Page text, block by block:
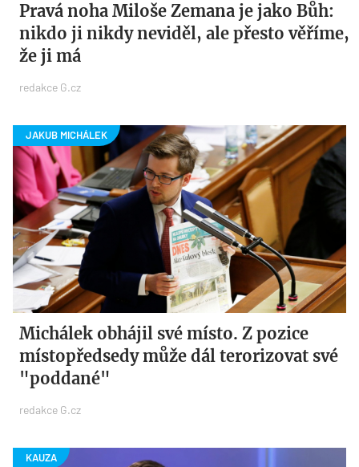
Pravá noha Miloše Zemana je jako Bůh:
nikdo ji nikdy neviděl, ale přesto věříme,
že ji má
redakce G.cz
Michálek obhájil své místo. Z pozice
místopředsedy může dál terorizovat své
"poddané"
redakce G.cz